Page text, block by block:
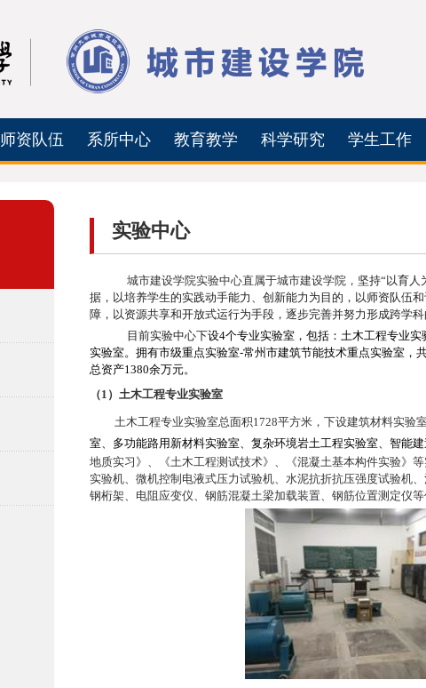
师资队伍 系所中心 教育教学 科学研究 学生工作
实验中心
城市建设学院实验中心直属于城市建设学院， 坚持“以育人
据，以培养学生的实践动手能力、创新能力为目的，以师资队伍
障，以资源共享和开放式运行为手段，逐步完善并努力形成跨学科
目前实验中心下设4个专业实验室，包括：土木工程专业实
实验室。拥有市级重点实验室-常州市建筑节能技术重点实验室，
总资产1380余万元。
（1 ）土木工程专业实验室
土木工程专业实验室总面积1728平方米，下设建筑材料实验
室、多功能路用新材料实验室、复杂环境岩土工程实验室、智能
地质实习》、《土木工程测试技术》、《混凝土基本构件实验》
实验机、微机控制电液式压力试验机、水泥抗折抗压强度试验机
钢桁架、电阻应变仪、钢筋混凝土梁加载装置、钢筋位置测定仪等